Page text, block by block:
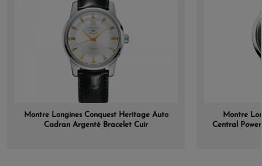
Montre Longines Conquest Heritage Auto
Cadran Argenté Bracelet Cuir
Montre
Central